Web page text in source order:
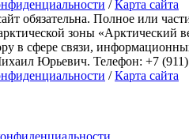
/Карта сайта
Полное или
арктической зоны
в сфере связи,
Юрьевич. Телефон: +7 (911)
/Карта сайта